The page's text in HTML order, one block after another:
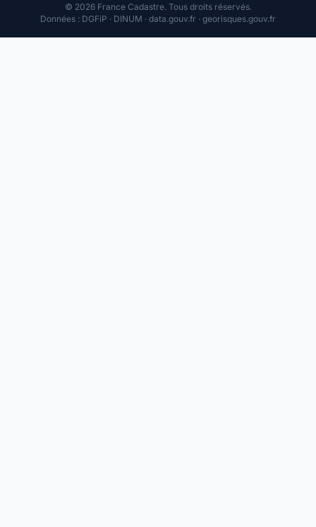
© 2026 France Cadastre. Tous droits réservés.
Données : DGFiP · DINUM · data.gouv.fr · georisques.gouv.fr